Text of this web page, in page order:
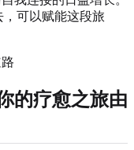
，可以赋能这段旅
的疗愈之旅由